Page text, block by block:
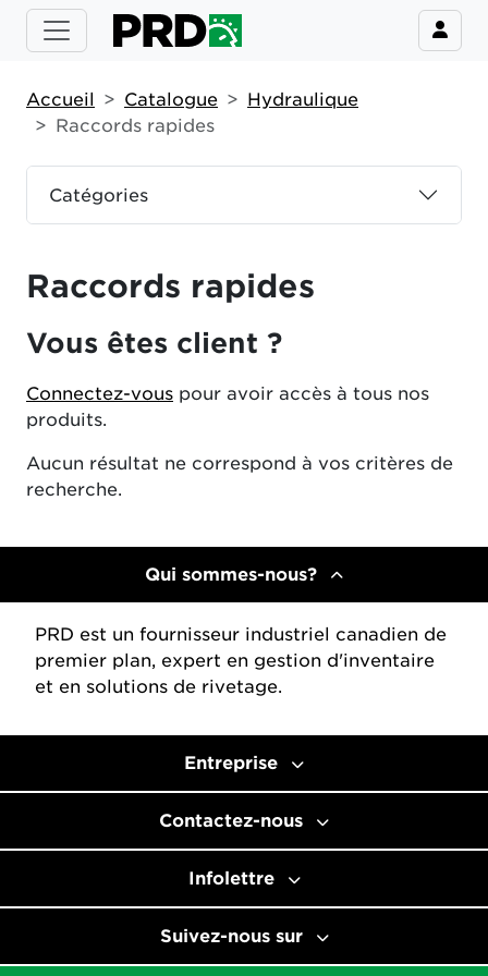
Catégories
Accueil Catalogue
Hydraulique
Raccords rapides
Raccords rapides
Vous êtes client ?
Connectez-vous pour avoir accès à tous nos
produits.
Aucun résultat ne correspond à vos critères de
recherche.
Qui sommes-nous?
PRD est un fournisseur industriel canadien de
premier plan, expert en gestion d'inventaire
et en solutions de rivetage.
Entreprise
Contactez-nous
Infolettre
Suivez-nous sur